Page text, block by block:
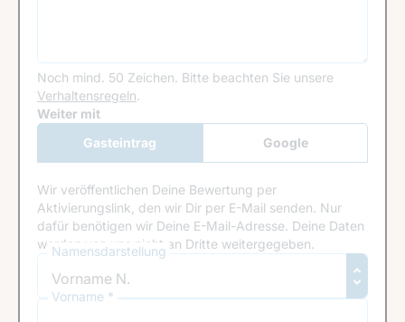
Noch mind. 50 Zeichen. Bitte beachten Sie unsere
Verhaltensregeln.
Google Recaptcha
Weiter mit
Gasteintrag
Google
Anmeldung
Wir veröffentlichen Deine Bewertung per
Aktivierungslink, den wir Dir per E-Mail senden. Nur
dafür benötigen wir Deine E-Mail-Adresse. Deine Daten
werden von uns nicht an Dritte weitergegeben.
Namensdarstellung
Vorname *